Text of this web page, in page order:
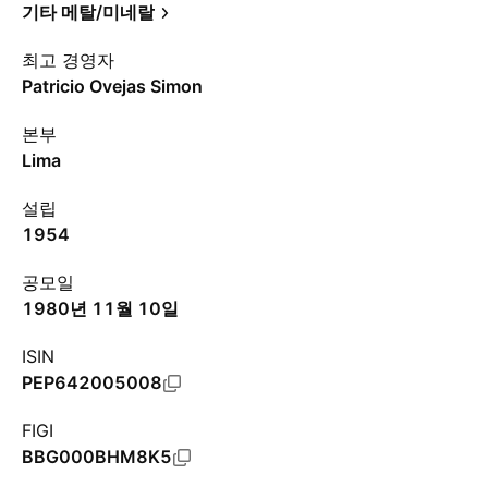
기타 메탈/미네랄
최고 경영자
Patricio Ovejas Simon
본부
Lima
설립
1954
공모일
1980년 11월 10일
ISIN
PEP642005008
FIGI
BBG000BHM8K5